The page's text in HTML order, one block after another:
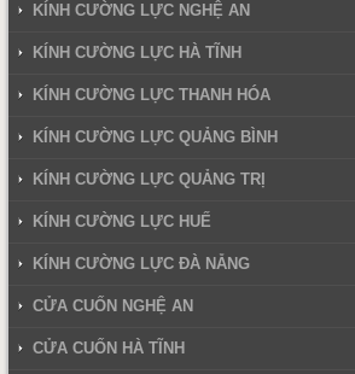
KÍNH CƯỜNG LỰC NGHỆ AN
KÍNH CƯỜNG LỰC HÀ TĨNH
KÍNH CƯỜNG LỰC THANH HÓA
KÍNH CƯỜNG LỰC QUẢNG BÌNH
KÍNH CƯỜNG LỰC QUẢNG TRỊ
KÍNH CƯỜNG LỰC HUẾ
KÍNH CƯỜNG LỰC ĐÀ NẴNG
CỬA CUỐN NGHỆ AN
CỬA CUỐN HÀ TĨNH